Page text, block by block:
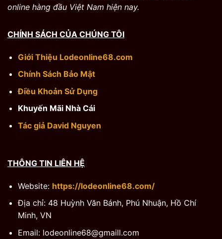
online hàng đầu Việt Nam hiện nay.
CHÍNH SÁCH CỦA CHÚNG TÔI
Giới Thiệu Lodeonline68.com
Chính Sách Bảo Mật
Điều Khoản Sử Dụng
Khuyến Mãi Nhà Cái
Tác giả David Nguyen
THÔNG TIN LIÊN HỆ
Website: https://lodeonline68.com/
Địa chỉ: 48 Huỳnh Văn Bánh, Phú Nhuận, Hồ Chí
Minh, VN
Email: lodeonline68@gmaill.com